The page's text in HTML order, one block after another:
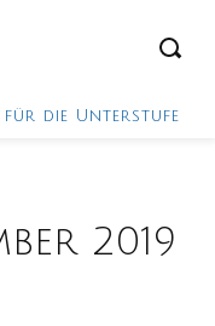
für die Unterstufe
2019